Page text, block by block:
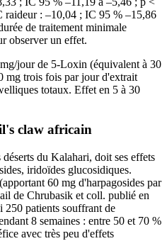
: –10,04 ; IC 95 % –15,86
de traitement minimale
observer un effet.
jour de 5-Loxin (équivalent à 30
trois fois par jour d'extrait
totaux. Effet en 5 à 30
claw africain
du Kalahari, doit ses effets
iridoïdes glucosidiques.
(apportant 60 mg d'harpagosides par
de Chrubasik et coll. publié en
250 patients souffrant de
8 semaines : entre 50 et 70 %
avec très peu d'effets